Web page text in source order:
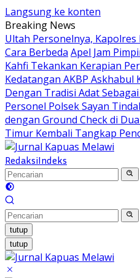
Langsung ke konten
Breaking News
Ultah Personelnya,
Cara Berbeda Apel Jam
Kahfi Tekankan Kerapian
Kedatangan AKBP
Dengan Tradisi Adat
Personel Polsek Sayan
dengan Ground Check di
Timur Kembali Tangkap
RedaksiIndeks
tutup
tutup